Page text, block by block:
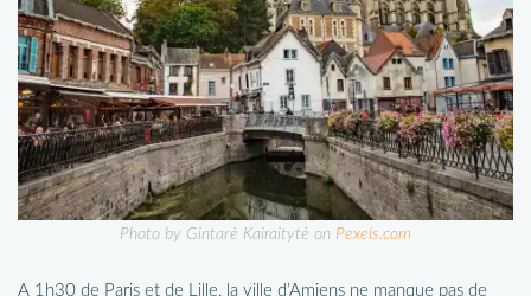
Photo by Gintarė Kairaitytė on Pexels.com
A 1h30 de Paris et de Lille, la ville d’Amiens ne manque pas de